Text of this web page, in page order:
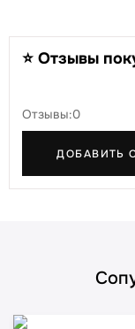
⭐ Отзывы
Отзывы:0
ДОБАВИТЬ